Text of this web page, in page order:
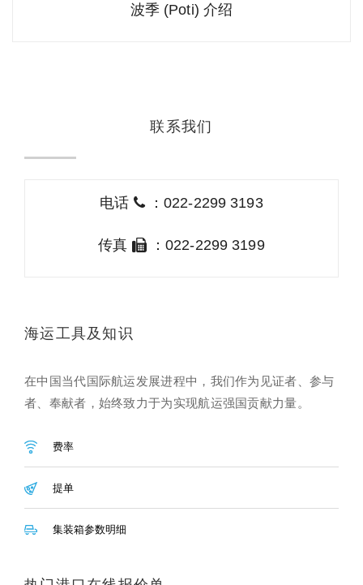
波季 (Poti) 介绍
联系我们
电话 ：022-2299 3193
传真 ：022-2299 3199
海运工具及知识
在中国当代国际航运发展进程中，我们作为见证者、参与
者、奉献者，始终致力于为实现航运强国贡献力量。
费率
提单
集装箱参数明细